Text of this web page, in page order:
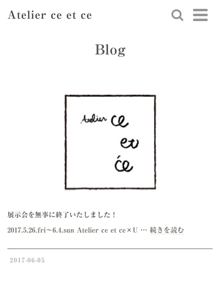
Atelier ce et ce
Blog
展示会を無事に終了いたしました！
2017.5.26.fri～6.4.sun Atelier ce et ce×U … 続きを読む
2017-06-05